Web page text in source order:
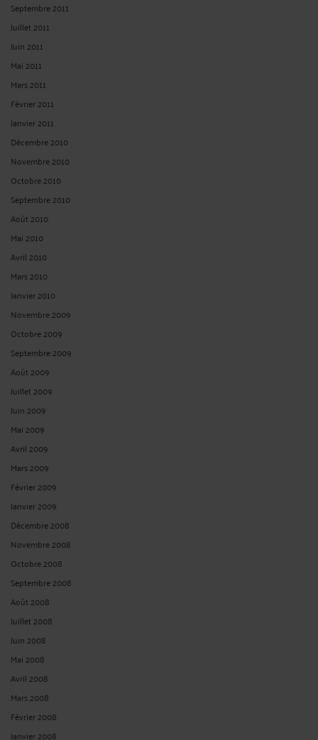
Septembre 2011
Juillet 2011
Juin 2011
Mai 2011
Mars 2011
Février 2011
Janvier 2011
Décembre 2010
Novembre 2010
Octobre 2010
Septembre 2010
Août 2010
Mai 2010
Avril 2010
Mars 2010
Janvier 2010
Novembre 2009
Octobre 2009
Septembre 2009
Août 2009
Juillet 2009
Juin 2009
Mai 2009
Avril 2009
Mars 2009
Février 2009
Janvier 2009
Décembre 2008
Novembre 2008
Octobre 2008
Septembre 2008
Août 2008
Juillet 2008
Juin 2008
Mai 2008
Avril 2008
Mars 2008
Février 2008
Janvier 2008